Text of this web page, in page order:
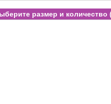
размер и количество